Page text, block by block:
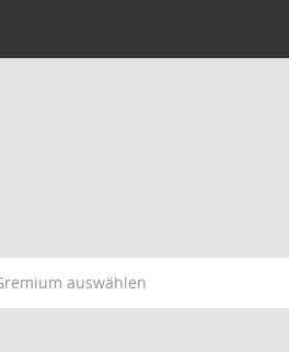
auswählen